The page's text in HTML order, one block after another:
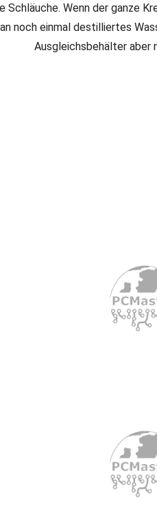
Schläuche. Wenn der ganze
noch einmal destilliertes
Ausgleichsbehälter aber